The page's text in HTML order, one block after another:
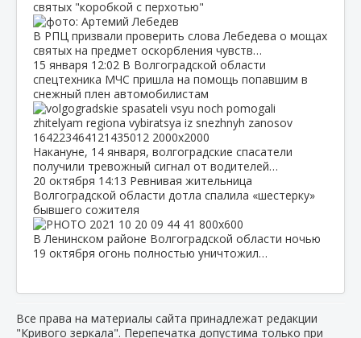
святых "коробкой с перхотью"
В РПЦ призвали проверить слова Лебедева о мощах
святых на предмет оскорбления чувств…
15 января 12:02 В Волгоградской области
спецтехника МЧС пришла на помощь попавшим в
снежный плен автомобилистам
Накануне, 14 января, волгоградские спасатели
получили тревожный сигнал от водителей…
20 октября 14:13 Ревнивая жительница
Волгоградской области дотла спалила «шестерку»
бывшего сожителя
В Ленинском районе Волгоградской области ночью
19 октября огонь полностью уничтожил…
Все права на материалы сайта принадлежат редакции
"Кривого зеркала". Перепечатка допустима только при